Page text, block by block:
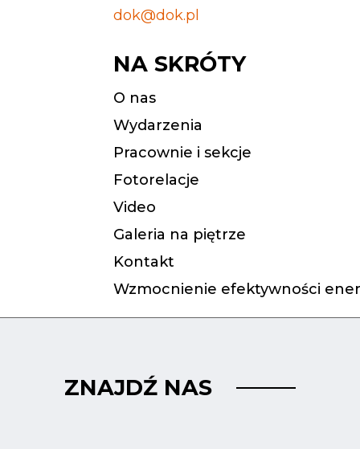
dok@dok.pl
NA SKRÓTY
O nas
Wydarzenia
Pracownie i sekcje
Fotorelacje
Video
Galeria na piętrze
Kontakt
Wzmocnienie efektywności
ZNAJDŹ NAS